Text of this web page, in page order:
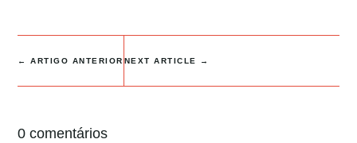
←ARTIGO ANTERIOR NEXT ARTICLE →
0 comentários